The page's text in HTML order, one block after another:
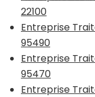
22100
Entreprise
95490
Entreprise
95470
Entreprise